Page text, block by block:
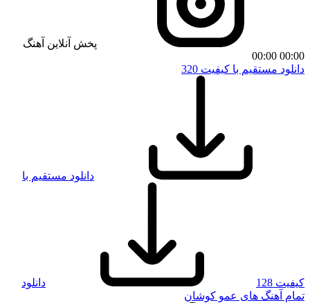
پخش آنلاین آهنگ
00:00
00:00
دانلود مستقیم با کیفیت 320
دانلود مستقیم با
کیفیت 128
دانلود
تمام آهنگ های عمو کوشان